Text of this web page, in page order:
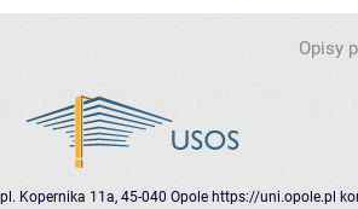
Opisy
pl. Kopernika 11a, 45-040 Opole https://uni.opole.pl